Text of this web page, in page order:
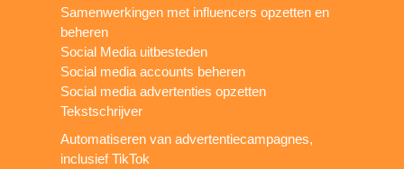
Samenwerkingen met influencers opzetten en
beheren
Social Media uitbesteden
Social media accounts beheren
Social media advertenties opzetten
Tekstschrijver
Automatiseren van advertentiecampagnes,
inclusief TikTok